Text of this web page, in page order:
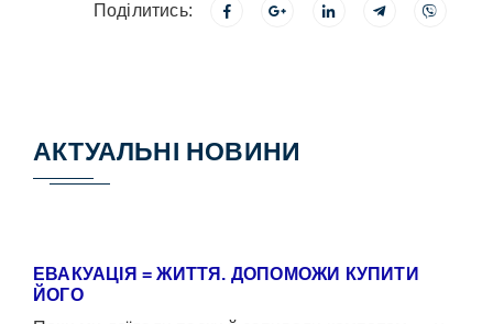
Поділитись:
АКТУАЛЬНІ НОВИНИ
ЕВАКУАЦІЯ = ЖИТТЯ. ДОПОМОЖИ КУПИТИ
ЙОГО